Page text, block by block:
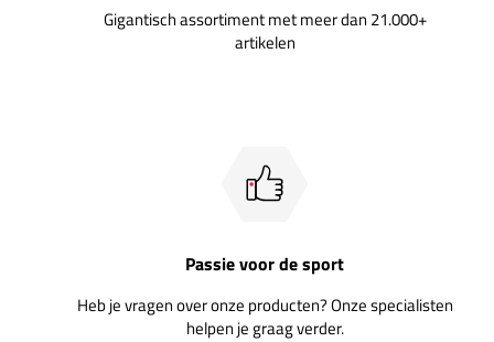
Gigantisch assortiment met meer dan 21.000+
artikelen
Passie voor de sport
Heb je vragen over onze producten? Onze specialisten
helpen je graag verder.